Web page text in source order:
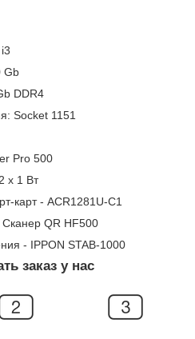
Gb
DDR4
Socket 1151
Pro 500
x 1 Вт
карт - ACR1281U-С1
QR HF500
- IPPON STAB-1000
заказ у нас